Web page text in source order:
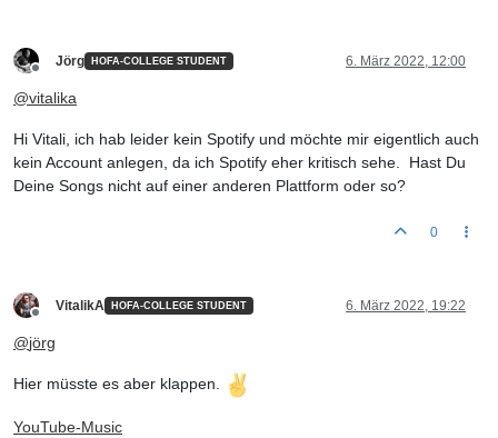
Jörg HOFA-COLLEGE STUDENT 6. März 2022, 12:00
@vitalika
Hi Vitali, ich hab leider kein Spotify und möchte mir eigentlich auch
kein Account anlegen, da ich Spotify eher kritisch sehe. Hast Du
Deine Songs nicht auf einer anderen Plattform oder so?
0
VitalikA HOFA-COLLEGE STUDENT 6. März 2022, 19:22
@jörg
Hier müsste es aber klappen.
YouTube-Music